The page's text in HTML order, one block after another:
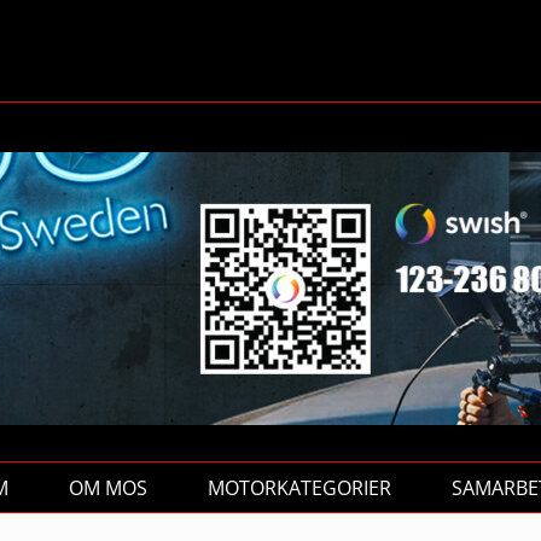
OM MOS MOTORKATEGORIER